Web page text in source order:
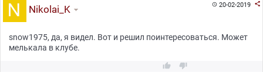
20-02-2019 
Nikolai_K
snow1975, да, я видел. Вот и решил поинтересоваться. Может
мелькала в клубе.
 